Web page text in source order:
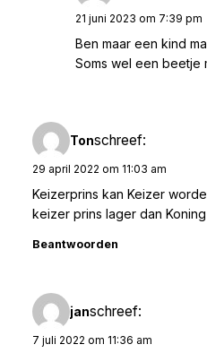
21 juni 2023 om 7:39 pm
Ben maar een kind
Soms wel een beetje
Tonschreef:
29 april 2022 om 11:03 am
Keizerprins kan Keizer
keizer prins lager dan Koning
Beantwoorden
janschreef:
7 juli 2022 om 11:36 am